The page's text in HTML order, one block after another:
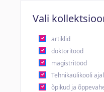
Vali
artiklid
doktoritööd
magistritööd
Tehnikaülikooli
õpikud ja